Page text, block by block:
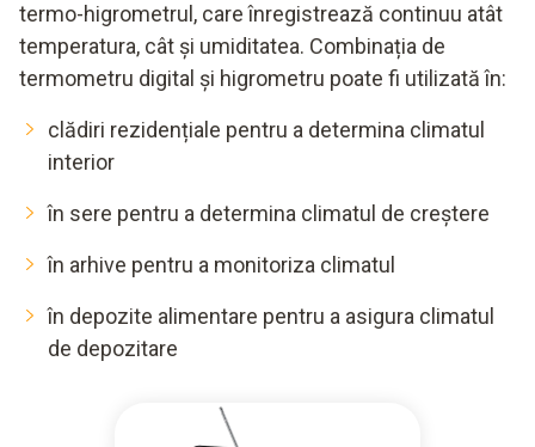
termo-higrometrul, care înregistrează continuu atât
temperatura, cât și umiditatea. Combinația de
termometru digital și higrometru poate fi utilizată în:
clădiri rezidențiale pentru a determina climatul
interior
în sere pentru a determina climatul de creștere
în arhive pentru a monitoriza climatul
în depozite alimentare pentru a asigura climatul
de depozitare